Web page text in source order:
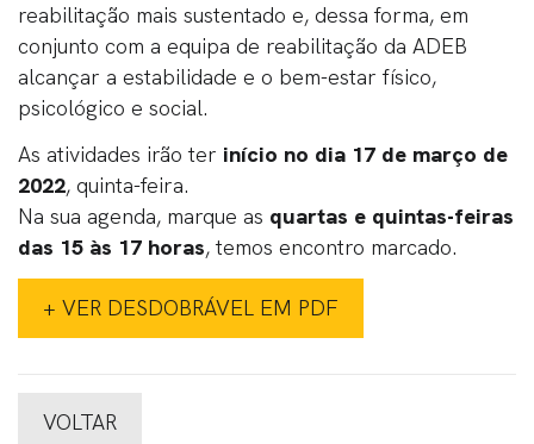
reabilitação mais sustentado e, dessa forma, em
conjunto com a equipa de reabilitação da ADEB
alcançar a estabilidade e o bem-estar físico,
psicológico e social.
As atividades irão ter início no dia 17 de março de
2022, quinta-feira.
Na sua agenda, marque as quartas e quintas-feiras
das 15 às 17 horas, temos encontro marcado.
+ VER DESDOBRÁVEL EM PDF
VOLTAR